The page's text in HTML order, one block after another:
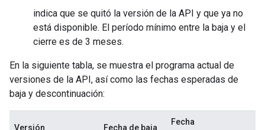
indica que se quitó la versión de la API y que ya no
está disponible. El período mínimo entre la baja y el
cierre es de 3 meses.
En la siguiente tabla, se muestra el programa actual de
versiones de la API, así como las fechas esperadas de
baja y descontinuación:
Versión Fecha de baja
Fecha